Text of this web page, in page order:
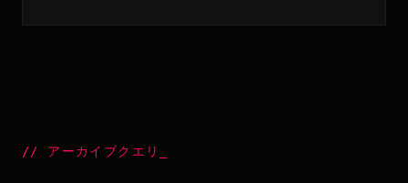
// アーカイブクエリ